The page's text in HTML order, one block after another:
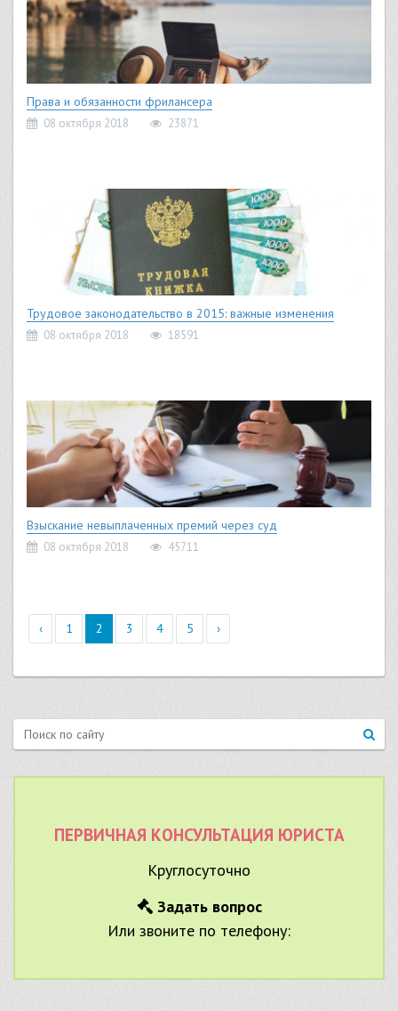
Права и обязанности фрилансера
08 октября 2018 23871
Трудовое законодательство в 2015: важные изменения
08 октября 2018 18591
Взыскание невыплаченных премий через суд
08 октября 2018 45711
‹ 1 2 3 4 5 ›
ПЕРВИЧНАЯ КОНСУЛЬТАЦИЯ ЮРИСТА
Круглосуточно
Задать вопрос
Или звоните по телефону: